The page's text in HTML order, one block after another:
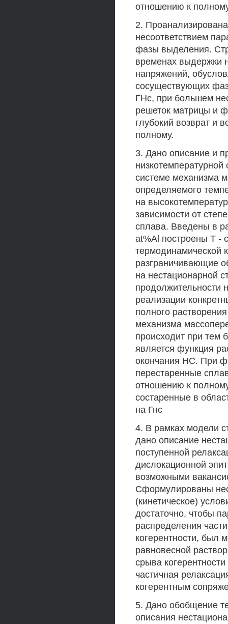
отношению к
2.
несоответствием
фазы выделения.
временах выдержки
напряжений,
сосуществующих
ГНс, при большем
решеток матрицы и
глубокий возврат и
полному.
3. Дано описание и
системе механизма
определяемого
на
зависимости от
сплава. Введены в
at%Al построены Т -
термодинамической
разграничивающие
на нестационарной
продолжительности
реализации
полного
механизма
происходит при тем
является функция
окончания НС. При
перестаренные
отношению к
состаренные в
на Гнс
4. В рамках модели
дано описание
поступенной
дислокационной
возможными
Сформулированы
(кинетическое)
достаточно, чтобы
распределения
когерентности, был
равновесной
срыва
частичная
когерентным
5. Дано обобщение
описания